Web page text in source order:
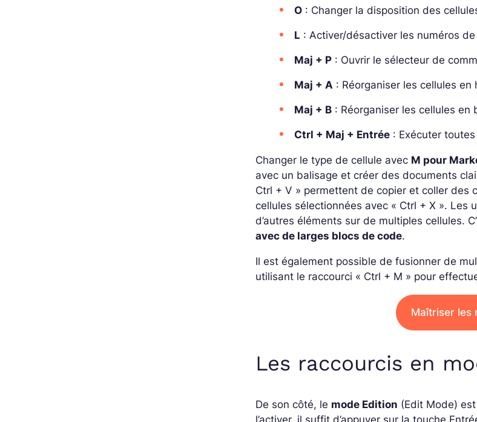
O : Changer la disposition des
L : Activer/désactiver les numéros de
Maj + P : Ouvrir le sélecteur de
Maj + A : Réorganiser les cellules en
Maj + B : Réorganiser les cellules en
Ctrl + Maj + Entrée : Exécuter
Changer le type de cellule avec M pour
avec un balisage et créer des documents
Ctrl + V » permettent de copier et coller des
cellules sélectionnées avec « Ctrl + X ». Les
d’autres éléments sur de multiples cellules.
avec de larges blocs de code.
Il est également possible de fusionner de
utilisant le raccourci « Ctrl + M » pour
Maîtriser les
Les raccourcis en
De son côté, le mode Edition (Edit Mode)